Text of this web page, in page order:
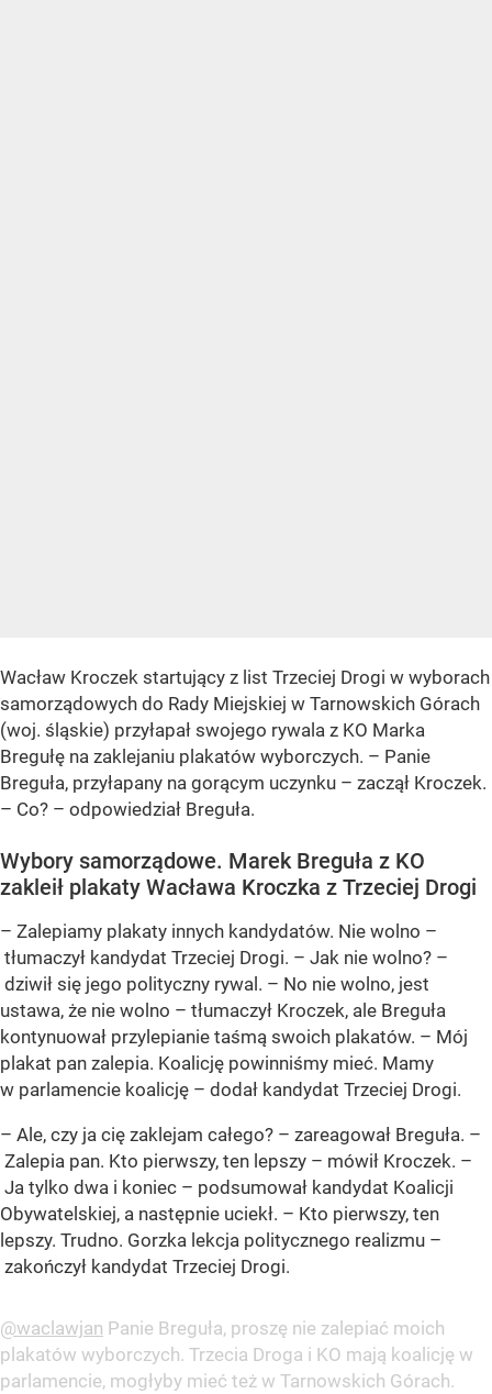
Wacław Kroczek startujący z list Trzeciej Drogi w wyborach
samorządowych do Rady Miejskiej w Tarnowskich Górach
(woj. śląskie) przyłapał swojego rywala z KO Marka
Bregułę na zaklejaniu plakatów wyborczych. – Panie
Breguła, przyłapany na gorącym uczynku – zaczął Kroczek.
– Co? – odpowiedział Breguła.
Wybory samorządowe. Marek Breguła z KO
zakleił plakaty Wacława Kroczka z Trzeciej Drogi
– Zalepiamy plakaty innych kandydatów. Nie wolno –
tłumaczył kandydat Trzeciej Drogi. – Jak nie wolno? –
dziwił się jego polityczny rywal. – No nie wolno, jest
ustawa, że nie wolno – tłumaczył Kroczek, ale Breguła
kontynuował przylepianie taśmą swoich plakatów. – Mój
plakat pan zalepia. Koalicję powinniśmy mieć. Mamy
w parlamencie koalicję – dodał kandydat Trzeciej Drogi.
– Ale, czy ja cię zaklejam całego? – zareagował Breguła. –
Zalepia pan. Kto pierwszy, ten lepszy – mówił Kroczek. –
Ja tylko dwa i koniec – podsumował kandydat Koalicji
Obywatelskiej, a następnie uciekł. – Kto pierwszy, ten
lepszy. Trudno. Gorzka lekcja politycznego realizmu –
zakończył kandydat Trzeciej Drogi.
@waclawjan Panie Breguła, proszę nie zalepiać moich
plakatów wyborczych. Trzecia Droga i KO mają koalicję w
parlamencie, mogłyby mieć też w Tarnowskich Górach.